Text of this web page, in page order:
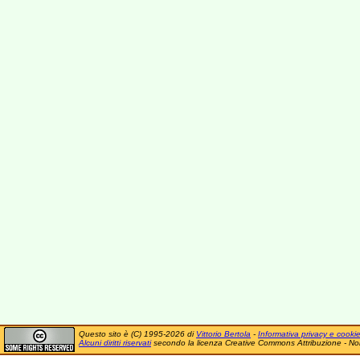
Questo sito è (C) 1995-2026 di Vittorio Bertola - Informativa privacy e cookie
Alcuni diritti riservatisecondo la licenza Creative Commons Attribuzione -